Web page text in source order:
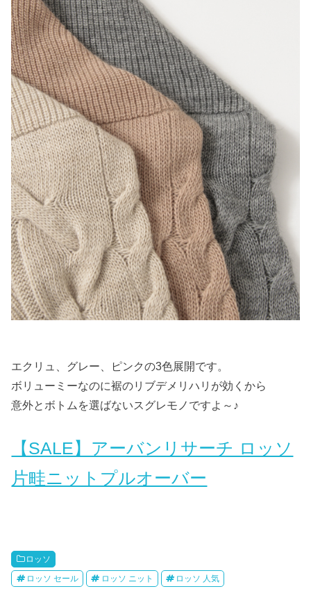
エクリュ、グレー、ピンクの3色展開です。
ボリューミーなのに裾のリブデメリハリが効くから
意外とボトムを選ばないスグレモノですよ～♪
【SALE】アーバンリサーチ ロッソ
片畦ニットプルオーバー
ロッソ
ロッソ セール ロッソ ニット ロッソ 人気